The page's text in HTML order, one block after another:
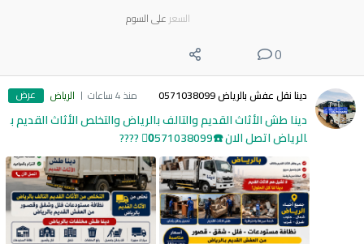
السعر على السوم
0
دينا نقل عفش بالرياض 0571038099 منذ 4 ساعات الرياض عرض
دينا طش الأثاث القديم والتالف بالرياض والتخلص الأثاث القديم ب
الرياض اتصل الان ☎️0َ571038099 ????